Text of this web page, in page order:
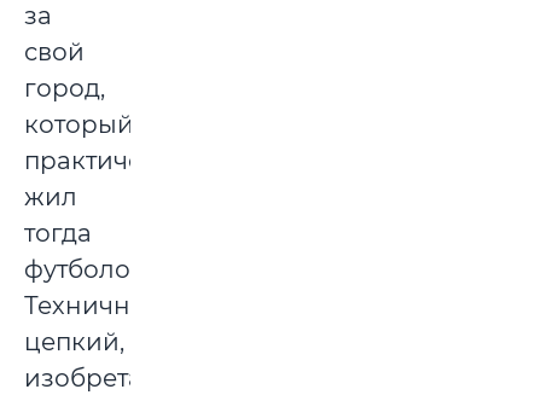
за
свой
город,
который
практически
жил
тогда
футболом.
Техничный,
цепкий,
изобретательный